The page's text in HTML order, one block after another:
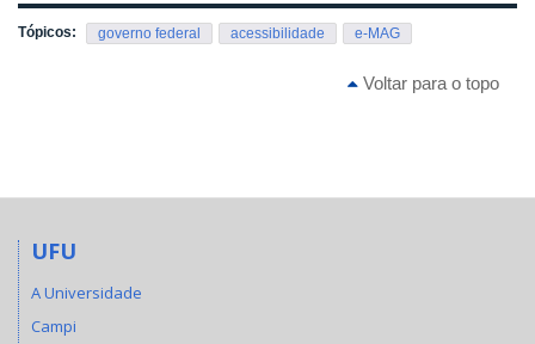
Tópicos: governo federal acessibilidade e-MAG
Voltar para o topo
UFU
A Universidade
Campi